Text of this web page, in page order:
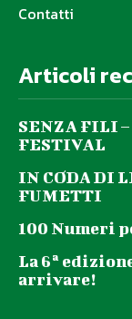
Contatti
Articoli
SENZA FILI
FESTIVAL
IN CODA DI
FUMETTI
100 Numeri
La 6ª
arrivare!